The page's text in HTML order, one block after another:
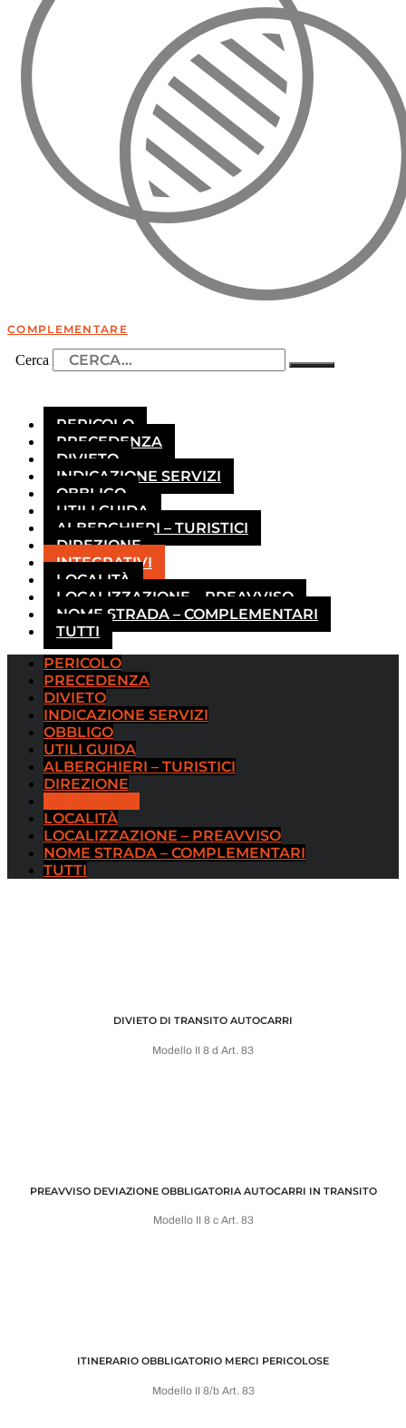
COMPLEMENTARE
Cerca
PERICOLO
PRECEDENZA
DIVIETO
INDICAZIONE SERVIZI
OBBLIGO
UTILI GUIDA
ALBERGHIERI – TURISTICI
DIREZIONE
INTEGRATIVI
LOCALITÀ
LOCALIZZAZIONE – PREAVVISO
NOME STRADA – COMPLEMENTARI
TUTTI
PERICOLO
PRECEDENZA
DIVIETO
INDICAZIONE SERVIZI
OBBLIGO
UTILI GUIDA
ALBERGHIERI – TURISTICI
DIREZIONE
LOCALITÀ
LOCALIZZAZIONE – PREAVVISO
NOME STRADA – COMPLEMENTARI
TUTTI
DIVIETO DI TRANSITO AUTOCARRI
Modello II 8 d Art. 83
PREAVVISO DEVIAZIONE OBBLIGATORIA AUTOCARRI IN TRANSITO
Modello II 8 c Art. 83
ITINERARIO OBBLIGATORIO MERCI PERICOLOSE
Modello II 8/b Art. 83